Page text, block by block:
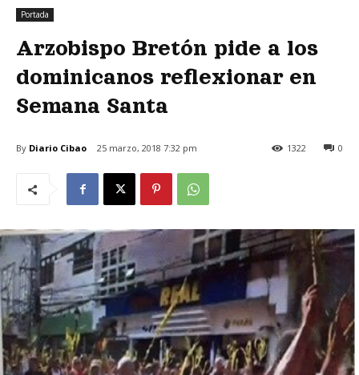
Portada
Arzobispo Bretón pide a los
dominicanos reflexionar en
Semana Santa
By Diario Cibao 25 marzo, 2018 7:32 pm 0
1322